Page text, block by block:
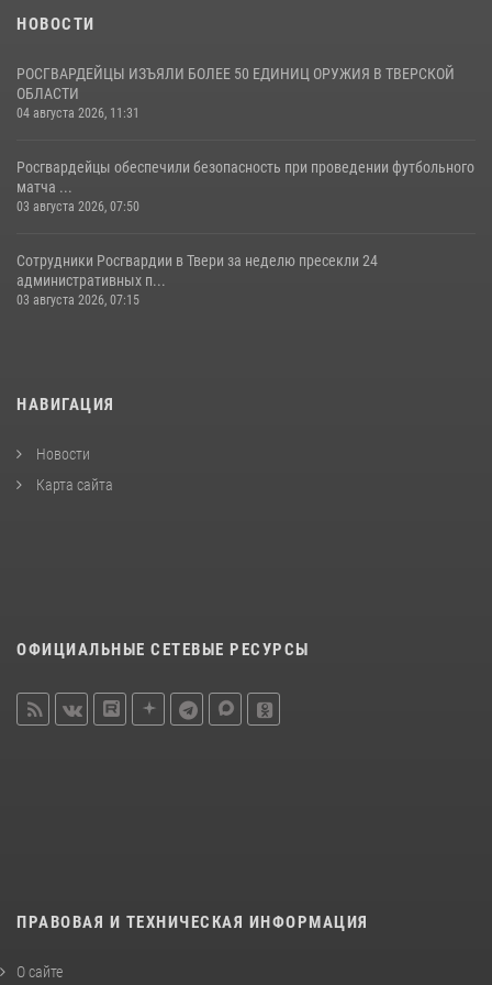
НОВОСТИ
РОСГВАРДЕЙЦЫ ИЗЪЯЛИ БОЛЕЕ 50 ЕДИНИЦ ОРУЖИЯ В ТВЕРСКОЙ
ОБЛАСТИ
04 августа 2026, 11:31
Росгвардейцы обеспечили безопасность при проведении футбольного
матча ...
03 августа 2026, 07:50
Сотрудники Росгвардии в Твери за неделю пресекли 24
административных п...
03 августа 2026, 07:15
НАВИГАЦИЯ
Новости
Карта сайта
ОФИЦИАЛЬНЫЕ СЕТЕВЫЕ РЕСУРСЫ
ПРАВОВАЯ И ТЕХНИЧЕСКАЯ ИНФОРМАЦИЯ
О сайте